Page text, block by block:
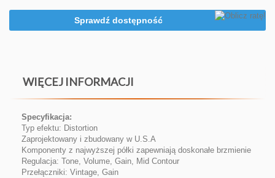
Sprawdź dostępność
WIĘCEJ INFORMACJI
Specyfikacja:
Typ efektu: Distortion
Zaprojektowany i zbudowany w U.S.A
Komponenty z najwyższej półki zapewniają doskonałe brzmienie
Regulacja: Tone, Volume, Gain, Mid Contour
Przełączniki: Vintage, Gain